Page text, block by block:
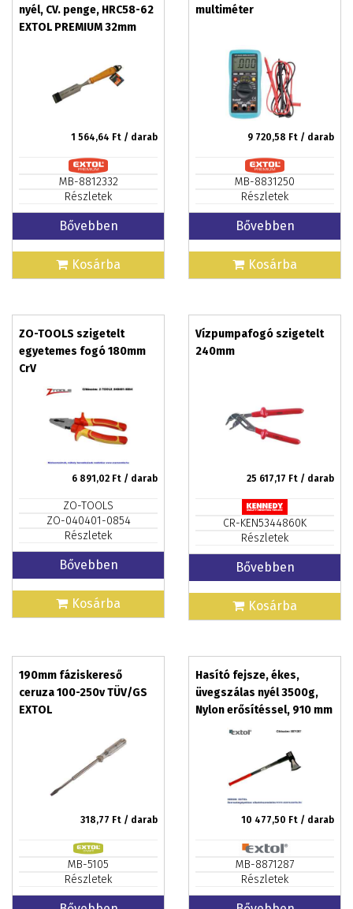
nyél, CV. penge, HRC58-62
EXTOL PREMIUM 32mm
1 564,64 Ft / darab
MB-8812332
Részletek
Bővebben
Kosárba
multiméter
9 720,58 Ft / darab
MB-8831250
Részletek
Bővebben
Kosárba
ZO-TOOLS szigetelt
egyetemes fogó 180mm
CrV
6 891,02 Ft / darab
ZO-TOOLS
ZO-040401-0854
Részletek
Bővebben
Kosárba
Vízpumpafogó szigetelt
240mm
25 617,17 Ft / darab
CR-KEN5344860K
Részletek
Bővebben
Kosárba
190mm fáziskereső
ceruza 100-250v TÜV/GS
EXTOL
318,77 Ft / darab
MB-5105
Részletek
Hasító fejsze, ékes,
üvegszálas nyél 3500g,
Nylon erősítéssel, 910 mm
hosszú, TPR gumis
10 477,50 Ft / darab
MB-8871287
Részletek